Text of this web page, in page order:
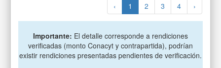
‹ 1 2 3 4 ›
Importante: El detalle corresponde a rendiciones
verificadas (monto Conacyt y contrapartida), podrían
existir rendiciones presentadas pendientes de verificación.